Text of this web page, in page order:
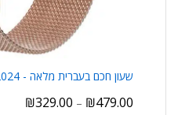
שעון חכם בעברית מלאה - IX2024
₪329.00 – ₪479.00